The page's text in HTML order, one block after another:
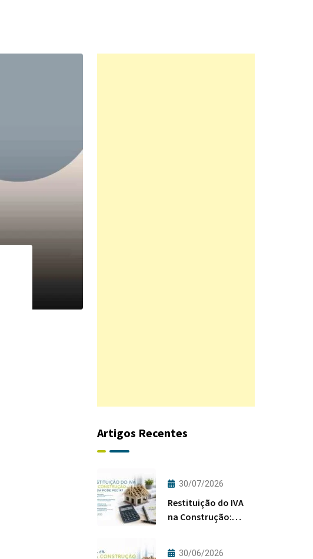
Artigos Recentes
30/07/2026
Restituição do IVA
na Construção:
30/06/2026